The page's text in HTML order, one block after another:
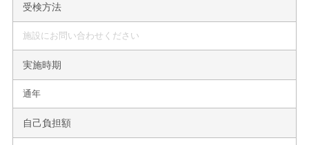
受検方法
施設にお問い合わせください
実施時期
通年
自己負担額